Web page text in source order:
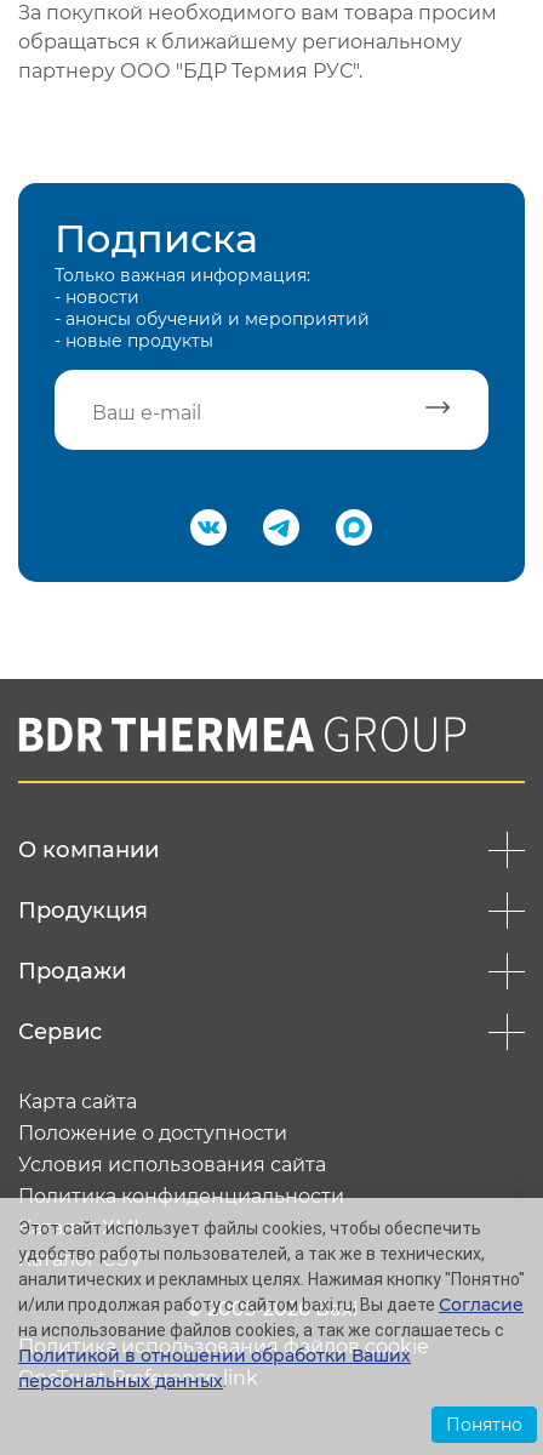
За покупкой необходимого вам товара просим
обращаться к ближайшему региональному
партнеру ООО "БДР Термия РУС".
Подписка
Только важная информация:
- новости
- анонсы обучений и мероприятий
- новые продукты
Подтвердить e-mail
Вы соглашаетесь с нашей политикой
конфеденциальности
О компании
Продукция
Продажи
Сервис
© 2005-2026 Baxi
Карта сайта
Положение о доступности
Условия использования сайта
Политика конфиденциальности
Каталог XML
Каталог CSV
Политика использования файлов cookie
OneTrust Preference link
Этот сайт использует файлы cookies, чтобы обеспечить
удобство работы пользователей, а так же в технических,
аналитических и рекламных целях. Нажимая кнопку "Понятно"
и/или продолжая работу с сайтом baxi.ru, Вы даете Согласие
на использование файлов cookies, а так же соглашаетесь с
Политикой в отношении обработки Ваших
персональных данных.
Понятно